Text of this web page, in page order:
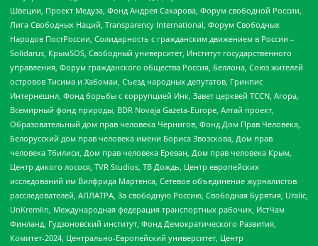
Швеции, Проект Медуза, Фонд Андрея Сахарова, Форум свободной России,
Лига Свободных Наций, Transparеncy International, Форум Свободных
Народов ПостРоссии, Солидарность с гражданским движением в России –
Solidarus, КрымSOS, Свободный университет, Институт государственного
управления, Форум гражданского общества Россия, Беллона, Союз жителей
островов Тисима и Хабомаи, Съезд народных депутатов, Гринпис
Интернешнл, Фонд борьбы с коррупцией Инк, Завет церквей TCCN, Агора,
Всемирный фонд природы, BDR Novaja Gazeta-Europe, Алтай проект,
Образовательный дом прав человека Чернигов, Фонд Дом Прав Человека,
Белорусский дом прав человека имени Бориса Звозскова, Дом прав
человека Тбилиси, Дом прав человека Ереван, Дом прав человека Крым,
Центр дикого лосося, TVR Studios, ТВ Дождь, Центр европейских
исследований им Вилфрида Мартенса, Сетевое объединение журналистов
расследователей, АЛЛАТРА, За свободную Россию, Свободная Бурятия, Uralic,
UnKremlin, Международная федерация транспортных рабочих, ИстЧам
Финланд, Гудзоновский институт, Фонд Демократического Развития,
Комитет-2024, Центрально-Европейский университет, Центр